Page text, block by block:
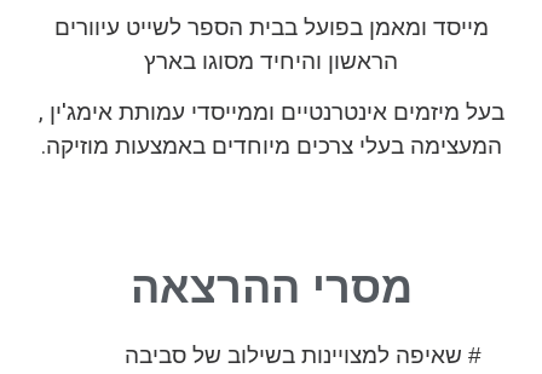
מייסד ומאמן בפועל בבית הספר לשייט עיוורים
הראשון והיחיד מסוגו בארץ
בעל מיזמים אינטרנטיים וממייסדי עמותת אימג'ין ,
המעצימה בעלי צרכים מיוחדים באמצעות מוזיקה.
מסרי ההרצאה
# שאיפה למצויינות בשילוב של סביבה